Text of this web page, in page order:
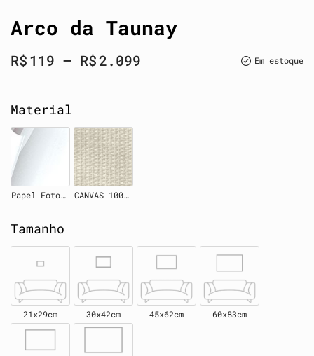
Arco da Taunay
Em estoque
R$119 – R$2.099
Material
Papel Fotográfico CANVAS 100% Algodão
Tamanho
21x29cm 30x42cm 45x62cm 60x83cm